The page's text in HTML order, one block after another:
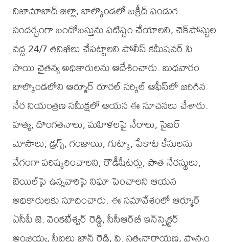
నిజామాబాద్ జిల్లా, బాల్కొండలో బక్రీద్ పండుగ
సందర్భంగా బందోబస్తును పటిష్టం చేయాలని, చెక్‌పోస్టుల
వద్ద 24/7 తనిఖీలు చేపట్టాలని పోలీస్ కమీషనర్ పి.
సాయి చైతన్య అధికారులను ఆదేశించారు. బుధవారం
బాల్కొండలోని ఆర్మూర్ రూరల్ సర్కిల్ ఆఫీస్‌లో జరిగిన
నేర నియంత్రణ సమీక్షలో ఆయన ఈ సూచనలు చేశారు.
హత్య, దొంగతనాలు, మహిళలపై నేరాలు, సైబర్
మోసాలు, డ్రగ్స్, గంజాయి, గుట్కా, పేకాట కేసులను
వేగంగా పరిష్కరించాలని, రౌడీషీటర్లు, పాత నేరస్థులు,
బెయిల్‌పై ఉన్నవారిపై నిఘా పెంచాలని ఆయన
అధికారులకు సూచించారు. ఈ సమావేశంలో ఆర్మూర్
ఏసీపీ జె. వెంకటేశ్వర్ రెడ్డి, సీసీఆర్‌బీ ఇన్‌స్పెక్టర్
అంజయ్య, సీఐలు జాన్ రెడ్డి, పి. సత్యనారాయణ, పొన్నం